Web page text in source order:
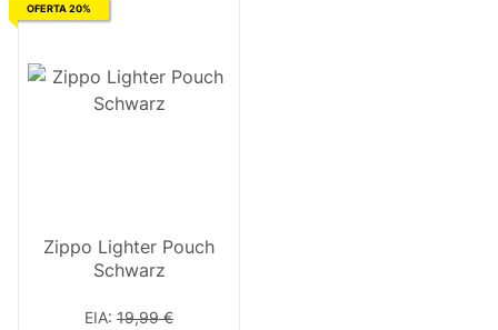
OFERTA 20%
Zippo Lighter Pouch
Schwarz
EIA: 19,99 €